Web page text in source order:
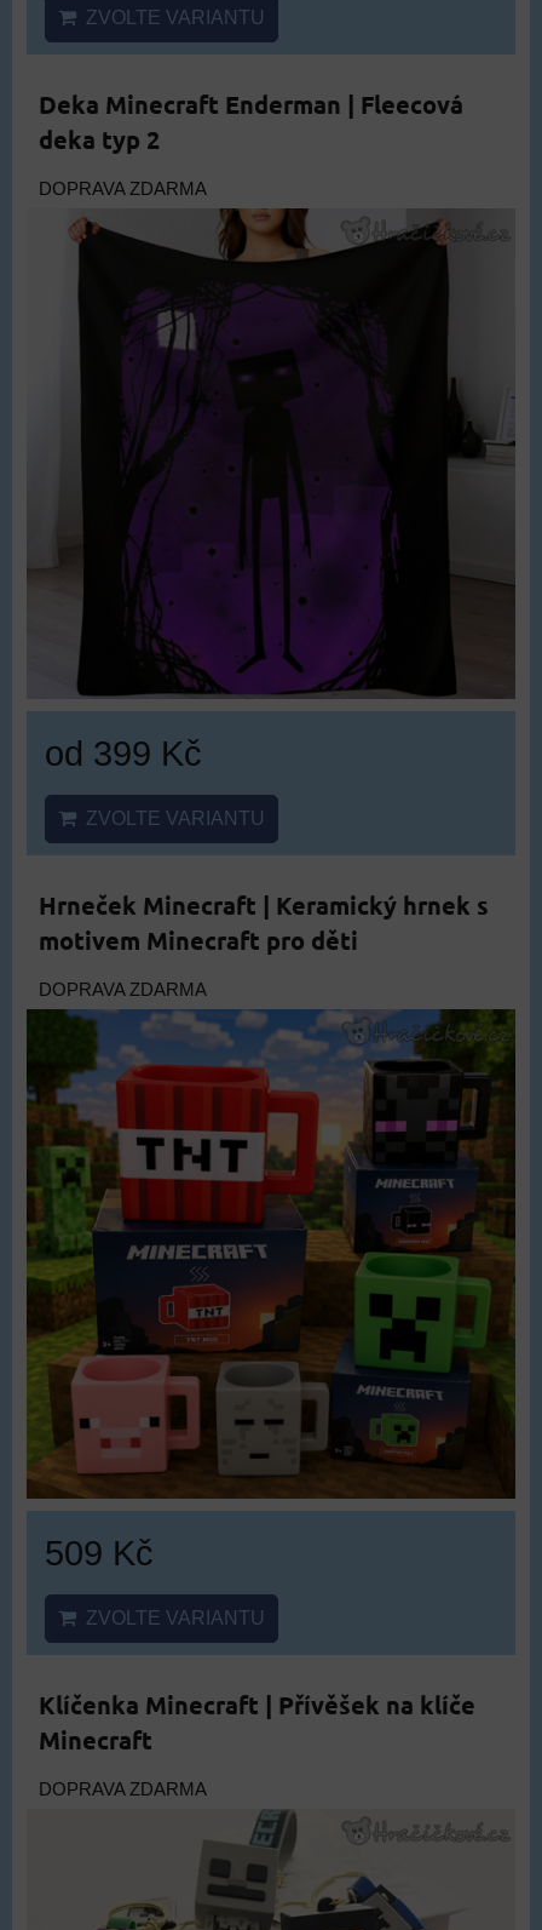
ZVOLTE VARIANTU
Deka Minecraft Enderman | Fleecová
deka typ 2
DOPRAVA ZDARMA
od 399 Kč
ZVOLTE VARIANTU
Hrneček Minecraft | Keramický hrnek s
motivem Minecraft pro děti
DOPRAVA ZDARMA
509 Kč
ZVOLTE VARIANTU
Klíčenka Minecraft | Přívěšek na klíče
Minecraft
DOPRAVA ZDARMA